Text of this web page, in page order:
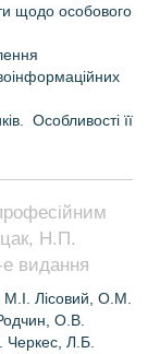
щодо особового
Особливості її
Н.П.
видання
Лісовий, О.М.
О.В.
Черкес, Л.Б.